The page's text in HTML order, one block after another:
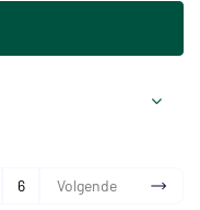
6 Volgende